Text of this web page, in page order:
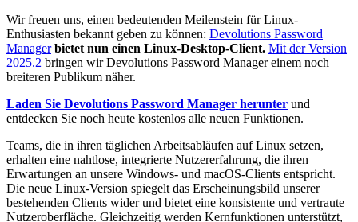
Wir freuen uns, einen bedeutenden Meilenstein für Linux-
Enthusiasten bekannt geben zu können: Devolutions Password
Manager bietet nun einen Linux-Desktop-Client. Mit der Version
2025.2 bringen wir Devolutions Password Manager einem noch
breiteren Publikum näher.
Laden Sie Devolutions Password Manager herunter und
entdecken Sie noch heute kostenlos alle neuen Funktionen.
Teams, die in ihren täglichen Arbeitsabläufen auf Linux setzen,
erhalten eine nahtlose, integrierte Nutzererfahrung, die ihren
Erwartungen an unsere Windows- und macOS-Clients entspricht.
Die neue Linux-Version spiegelt das Erscheinungsbild unserer
bestehenden Clients wider und bietet eine konsistente und vertraute
Nutzeroberfläche. Gleichzeitig werden Kernfunktionen unterstützt,